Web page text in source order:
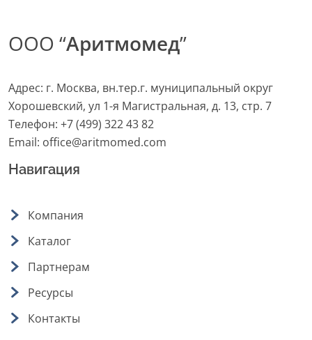
ООО “Аритмомед”
Адрес: г. Москва, вн.тер.г. муниципальный округ
Хорошевский, ул 1-я Магистральная, д. 13, стр. 7
Телефон: +7 (499) 322 43 82
Email: office@aritmomed.com
Навигация
Компания
Каталог
Партнерам
Ресурсы
Контакты